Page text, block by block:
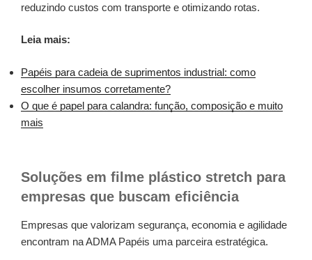
reduzindo custos com transporte e otimizando rotas.
Leia mais:
Papéis para cadeia de suprimentos industrial: como
escolher insumos corretamente?
O que é papel para calandra: função, composição e muito
mais
Soluções em filme plástico stretch para
empresas que buscam eficiência
Empresas que valorizam segurança, economia e agilidade
encontram na ADMA Papéis uma parceira estratégica.